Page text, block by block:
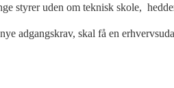
styrer uden om teknisk skole,
adgangskrav, skal få en